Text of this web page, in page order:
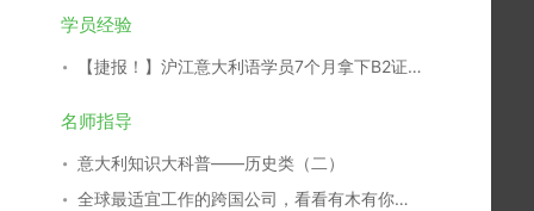
学员经验
【捷报！】沪江意大利语学员7个月拿下B2证书！
名师指导
意大利知识大科普——历史类（二）
全球最适宜工作的跨国公司，看看有木有你们家